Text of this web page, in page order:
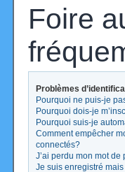
Foire
Problèmes
Pourquoi ne puis-je
Pourquoi dois-je
Pourquoi suis-je
Comment empêcher
connectés?
J’ai perdu mon mot de
Je suis enregistré